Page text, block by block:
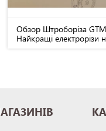
Обзор Штроборіза
Найкращі електрорізи